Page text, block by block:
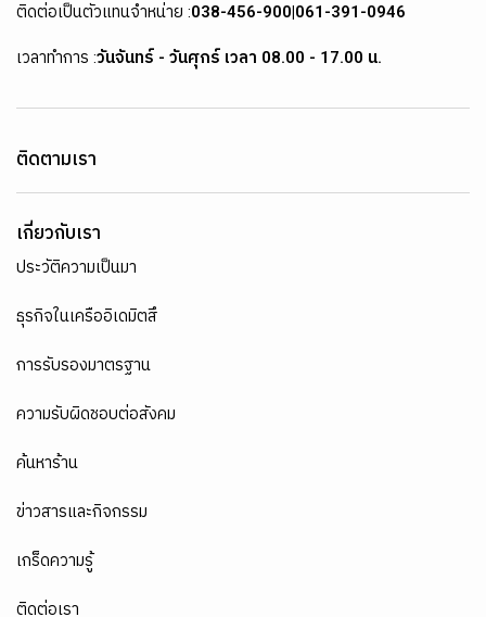
ติดต่อเป็นตัวแทนจำหน่าย :038-456-900|061-391-0946
เวลาทำการ :วันจันทร์ - วันศุกร์ เวลา 08.00 - 17.00 น.
ติดตามเรา
เกี่ยวกับเรา
ประวัติความเป็นมา
ธุรกิจในเครืออิเดมิตสึ
การรับรองมาตรฐาน
ความรับผิดชอบต่อสังคม
ค้นหาร้าน
ข่าวสารและกิจกรรม
เกร็ดความรู้
ติดต่อเรา